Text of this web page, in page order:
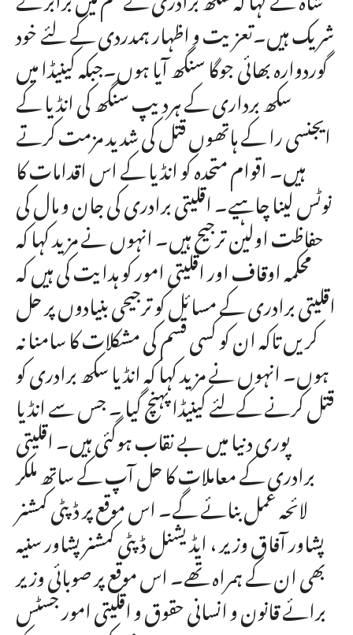
شریک ہیں۔تعزیت و اظہار ہمدردی کے لئے خود
گوردوارہ بھائی جوگا سنگھ آیا ہوں۔جبکہ کینیڈا میں
سکھ برداری کے ہردیپ سنگھ کی انڈیا کے
ایجنسی را کے ہاتھوں قتل کی شدید مزمت کرتے
ہیں۔ اقوام متحدہ کو انڈیا کے اس اقدامات کا
نوٹس لینا چاہیے۔ اقلیتی برادری کی جان و مال کی
حفاظت اولین ترجیح ہیں۔ انہوں نے مزید کہا کہ
محکمہ اوقاف اور اقلیتی امور کو ہدایت کی ہیں کہ
اقلیتی برادری کے مسائل کو ترجیحی بنیادوں پر حل
کریں تاکہ ان کو کسی قسم کی مشکلات کا سامنا نہ
ہوں۔ انہوں نے مزید کہا کہ انڈیا سکھ برادری کو
قتل کرنے کےلئے کینیڈا پہنچ گیا ۔ جس سے انڈیا
پوری دنیا میں بے نقاب ہوگئی ہیں۔ اقلیتی
برادری کے معاملات کا حل آپ کے ساتھ ملکر
لائحہ عمل بنائے گے۔ اس موقع پر ڈپٹی کمشنر
پشاور آفاق وزیر ، ایڈیشنل ڈپٹی کمشنر پشاور سنیہ
بھی ان کے ہمراہ تھے۔ اس موقع پر صوبائی وزیر
برائے قانون و انسانی حقوق و اقلیتی امور جسٹس